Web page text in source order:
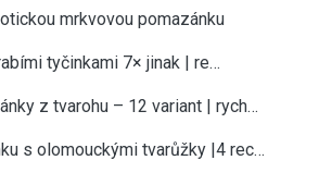
mrkvovou pomazánku
tyčinkami 7× jinak | re…
z tvarohu – 12 variant | rych…
s olomouckými tvarůžky |4 rec…